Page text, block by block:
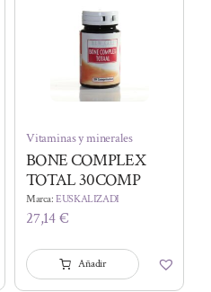
Vitaminas y minerales
BONE COMPLEX
TOTAL 30COMP
Marca:EUSKALIZADI
27,14€
Añadir